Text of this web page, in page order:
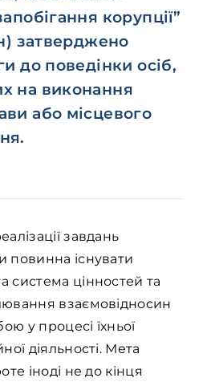
корупції”
затверджено
до поведінки осіб,
на виконання
або місцевого
завдань
повинна існувати
система цінностей та
взаємовідносин
у процесі їхньої
діяльності. Мета
іноді не до кінця